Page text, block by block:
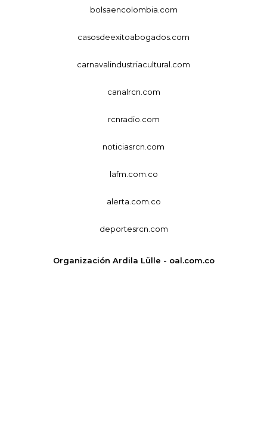
bolsaencolombia.com
casosdeexitoabogados.com
carnavalindustriacultural.com
canalrcn.com
rcnradio.com
noticiasrcn.com
lafm.com.co
alerta.com.co
deportesrcn.com
Organización Ardila Lülle - oal.com.co